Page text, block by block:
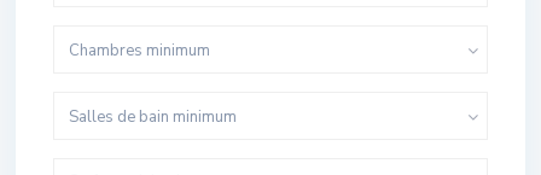
Chambres minimum
Salles de bain minimum